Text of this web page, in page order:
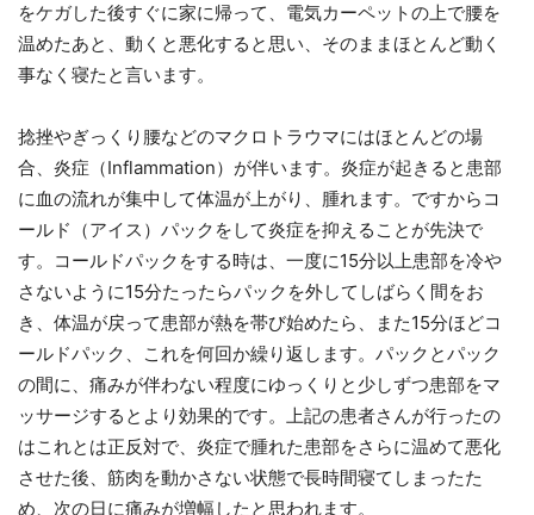
をケガした後すぐに家に帰って、電気カーペットの上で腰を
温めたあと、動くと悪化すると思い、そのままほとんど動く
事なく寝たと言います。
捻挫やぎっくり腰などのマクロトラウマにはほとんどの場
合、炎症（Inflammation）が伴います。炎症が起きると患部
に血の流れが集中して体温が上がり、腫れます。ですからコ
ールド（アイス）パックをして炎症を抑えることが先決で
す。コールドパックをする時は、一度に15分以上患部を冷や
さないように15分たったらパックを外してしばらく間をお
き、体温が戻って患部が熱を帯び始めたら、また15分ほどコ
ールドパック、これを何回か繰り返します。パックとパック
の間に、痛みが伴わない程度にゆっくりと少しずつ患部をマ
ッサージするとより効果的です。上記の患者さんが行ったの
はこれとは正反対で、炎症で腫れた患部をさらに温めて悪化
させた後、筋肉を動かさない状態で長時間寝てしまったた
め、次の日に痛みが増幅したと思われます。